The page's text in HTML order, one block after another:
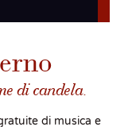
di candela.
di musica e